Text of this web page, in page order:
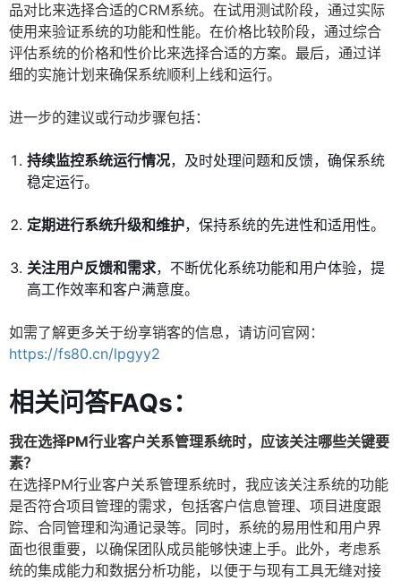
品对比来选择合适的CRM系统。在试用测试阶段，通过实际
使用来验证系统的功能和性能。在价格比较阶段，通过综合
评估系统的价格和性价比来选择合适的方案。最后，通过详
细的实施计划来确保系统顺利上线和运行。
进一步的建议或行动步骤包括：
持续监控系统运行情况，及时处理问题和反馈，确保系统
稳定运行。
定期进行系统升级和维护，保持系统的先进性和适用性。
关注用户反馈和需求，不断优化系统功能和用户体验，提
高工作效率和客户满意度。
如需了解更多关于纷享销客的信息，请访问官网：
https://fs80.cn/lpgyy2
相关问答FAQs：
我在选择PM行业客户关系管理系统时，应该关注哪些关键要
素？
在选择PM行业客户关系管理系统时，我应该关注系统的功能
是否符合项目管理的需求，包括客户信息管理、项目进度跟
踪、合同管理和沟通记录等。同时，系统的易用性和用户界
面也很重要，以确保团队成员能够快速上手。此外，考虑系
统的集成能力和数据分析功能，以便于与现有工具无缝对接